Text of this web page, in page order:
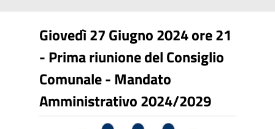
Giovedì 27 Giugno 2024 ore 21
- Prima riunione del Consiglio
Comunale - Mandato
Amministrativo 2024/2029